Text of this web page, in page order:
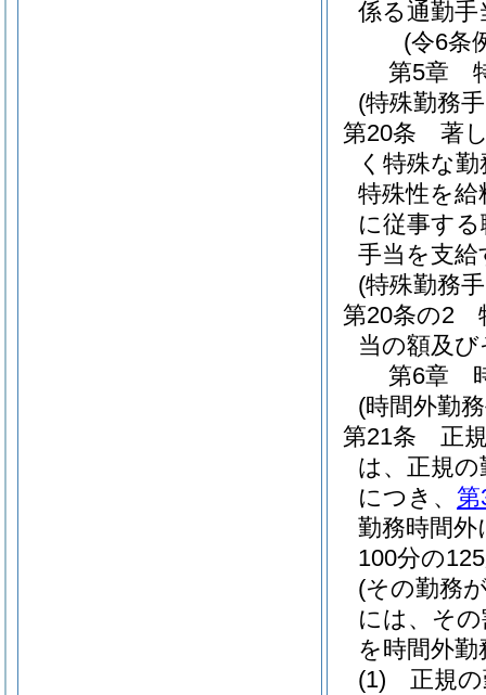
係る通勤
(令6条
第5章
(特殊勤務
第20条
著
く特殊な
特殊性を
に従事す
手当を支給
(特殊勤務
第20条の2
当の額及
第6章
(時間外勤
第21条
正
は、正規
につき、 第
勤務時間
100分の
(その勤務
には、そ
を時間外
(1)
正規